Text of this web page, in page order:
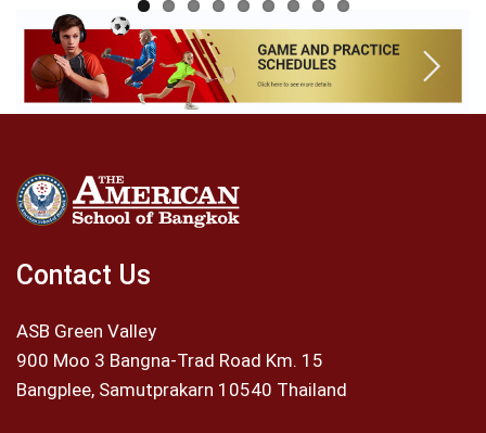
Contact Us
ASB Green Valley
900 Moo 3 Bangna-Trad Road Km. 15
Bangplee, Samutprakarn 10540 Thailand